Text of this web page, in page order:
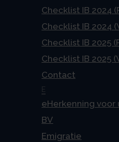
Checklist IB 2024
Checklist IB 2024
Checklist IB 2025
Checklist IB 2025
Contact
E
eHerkenning voor
BV
Emigratie